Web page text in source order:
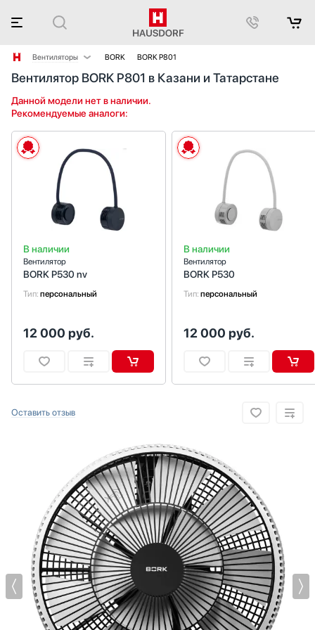
Вентиляторы
Аксессуары
Аксессуары и принадлежности
Акустические системы
Аромастанции
Барбекю
Беспроводные акустические системы
Блендеры
Вакуумные упаковщики
Варочные панели
Вафельницы
Весы
Винные шкафы
Вспениватели молока
Вытяжки
Духовые шкафы
Комби-панели, фритюрницы и грили
Конвекционные печи
Кондиционеры
Кофемашины
Кофемолки
Кухонные комбайны
Массажеры и спорт. инвентарь
Микроволновые печи
Миксеры
Мойки
BORK BORK P801
Вентилятор BORK P801 в Казани и Татарстане
Данной модели нет в наличии.
Рекомендуемые аналоги:
В наличии
Вентилятор
BORK P530 nv
Тип: персональный
12 000 руб.
В наличии
Вентилятор
BORK P530
Тип: персональный
12 000 руб.
Оставить отзыв